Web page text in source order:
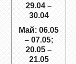
29.04 –
30.04
Май: 06.05
– 07.05;
20.05 –
21.05